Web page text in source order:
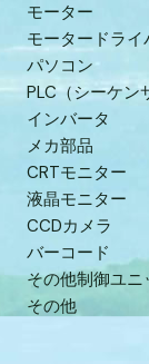
モーター
モータードライ
パソコン
PLC（シーケン
インバータ
メカ部品
CRTモニター
液晶モニター
CCDカメラ
バーコード
その他制御ユニ
その他